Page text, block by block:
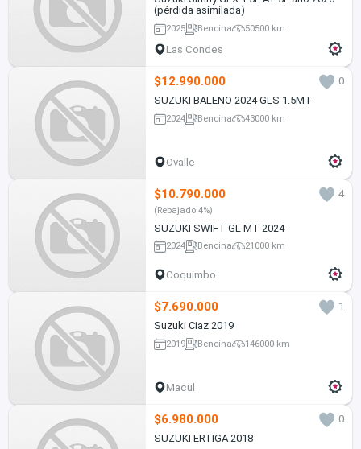
(pérdida asimilada)
2025 Bencina 50500 km
Las Condes
$12.990.000
0
SUZUKI BALENO 2024 GLS 1.5MT
2024 Bencina 43000 km
Ovalle
$10.790.000 4
(Rebajado 4%)
SUZUKI SWIFT GL MT 2024
2024 Bencina 21000 km
Coquimbo
$7.690.000
1
Suzuki Ciaz 2019
2019 Bencina 146000 km
Macul
$6.980.000
0
SUZUKI ERTIGA 2018